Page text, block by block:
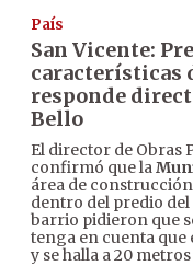
País
San Vicente:
características
responde
Bello
El director de Obras
confirmó que la
área de
dentro del predio del
barrio pidieron que
tenga en cuenta que
y se halla a 20